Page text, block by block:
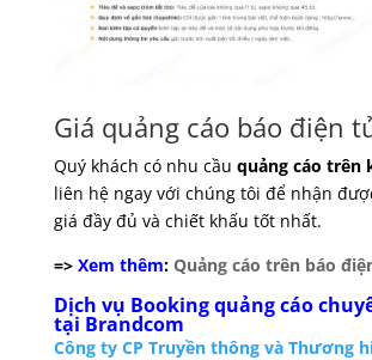
Giá quảng cáo báo điện
Quý khách có nhu cầu quảng cáo trên
liên hệ ngay với chúng tôi để nhận
giá đầy đủ và chiết khấu tốt nhất.
=> Xem thêm:Quảng cáo trên báo
Dịch vụ Booking quảng cáo
tại Brandcom
Công ty CP Truyền thông và Thương